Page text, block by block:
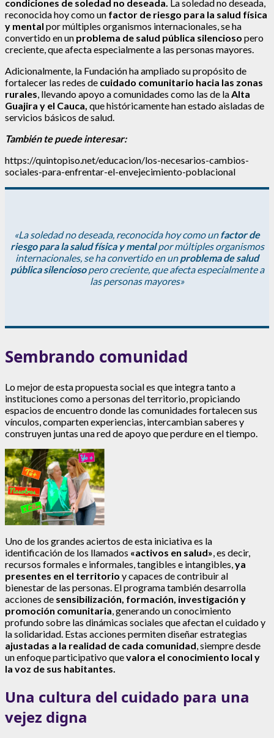
condiciones de soledad no deseada. La soledad no deseada,
reconocida hoy como un factor de riesgo para la salud física
y mental por múltiples organismos internacionales, se ha
convertido en un problema de salud pública silencioso pero
creciente, que afecta especialmente a las personas mayores.
Adicionalmente, la Fundación ha ampliado su propósito de
fortalecer las redes de cuidado comunitario hacia las zonas
rurales, llevando apoyo a comunidades como las de laAlta
Guajira y el Cauca, que históricamente han estado aisladas de
servicios básicos de salud.
También te puede interesar:
https://quintopiso.net/educacion/los-necesarios-cambios-
sociales-para-enfrentar-el-envejecimiento-poblacional
«La soledad no deseada, reconocida hoy como unfactor de
riesgo para la salud física y mentalpor múltiples organismos
internacionales, se ha convertido en unproblema de salud
pública silenciosopero creciente, que afecta especialmente a
las personas mayores»
Sembrando comunidad
Lo mejor de esta propuesta social es que integra tanto a
instituciones como a personas del territorio, propiciando
espacios de encuentro donde las comunidades fortalecen sus
vínculos, comparten experiencias, intercambian saberes y
construyen juntas una red de apoyo que perdure en el tiempo.
Uno de los grandes aciertos de esta iniciativa es la
identificación de los llamados «activos en salud», es decir,
recursos formales e informales, tangibles e intangibles,ya
presentes en el territorio y capaces de contribuir al
bienestar de las personas. El programa también desarrolla
acciones de sensibilización, formación, investigación y
promoción comunitaria, generando un conocimiento
profundo sobre las dinámicas sociales que afectan el cuidado y
la solidaridad. Estas acciones permiten diseñar estrategias
ajustadas a la realidad de cada comunidad, siempre desde
un enfoque participativo quevalora el conocimiento local y
la voz de sus habitantes.
Una cultura del cuidado para una
vejez digna